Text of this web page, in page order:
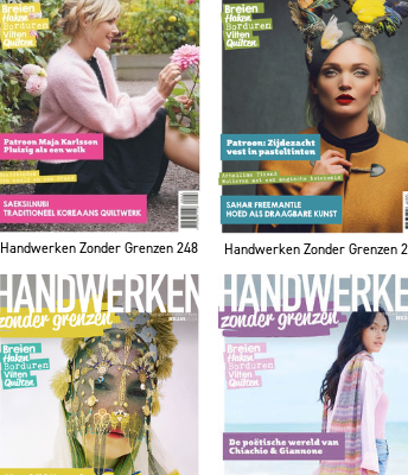
Handwerken Zonder Grenzen 248 Handwerken Zonder Grenzen